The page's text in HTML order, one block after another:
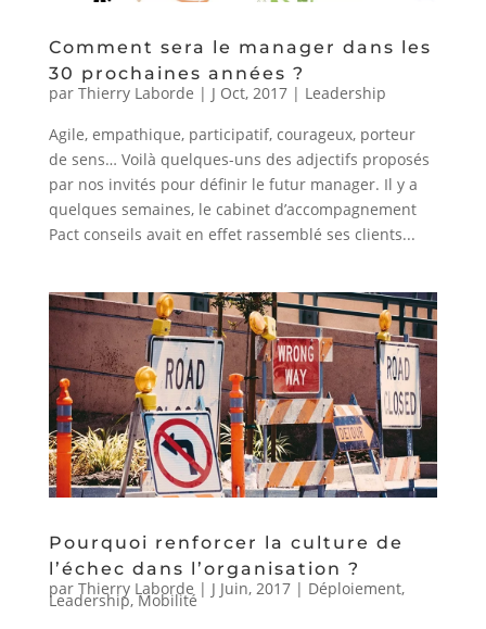
Comment sera le manager dans les
30 prochaines années ?
par Thierry Laborde | J Oct, 2017| Leadership
Agile, empathique, participatif, courageux, porteur
de sens… Voilà quelques-uns des adjectifs proposés
par nos invités pour définir le futur manager. Il y a
quelques semaines, le cabinet d’accompagnement
Pact conseils avait en effet rassemblé ses clients...
Pourquoi renforcer la culture de
l’échec dans l’organisation ?
par Thierry Laborde | J Juin, 2017| Déploiement,
Leadership,Mobilité